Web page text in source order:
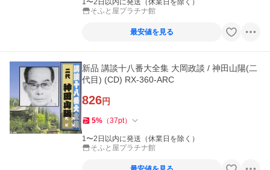
1〜2日以内に発送（休業日を除く）
そふと屋プラチナ館
最安値を見る
新品 講談十八番大全集 大岡政談 / 神田山陽(二
代目) (CD) RX-360-ARC
826円
5% （37pt）
1〜2日以内に発送（休業日を除く）
そふと屋プラチナ館